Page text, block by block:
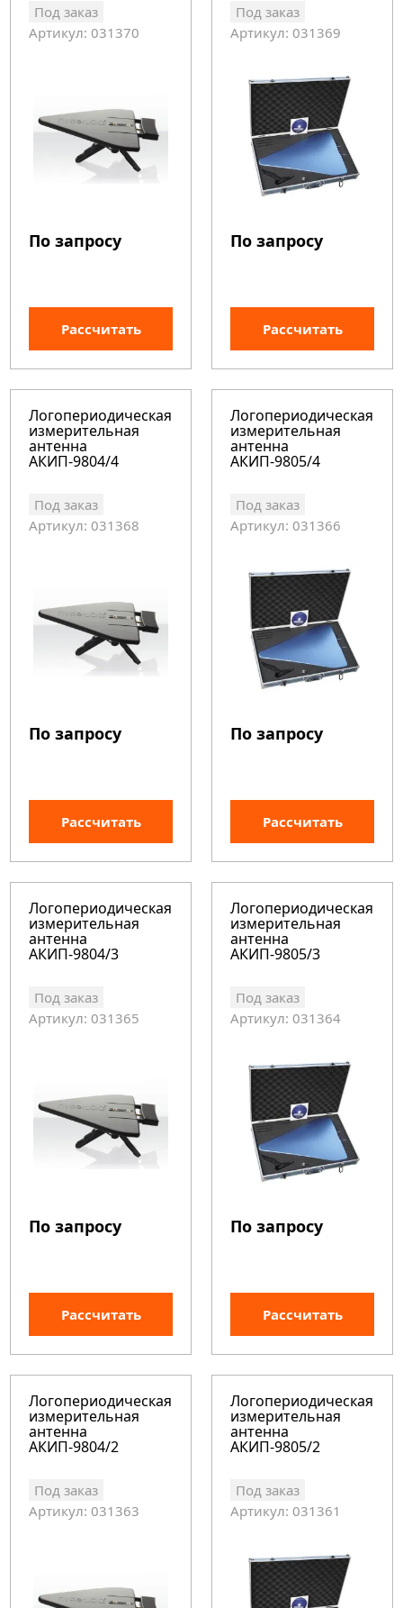
Под заказ
Артикул: 031370
По запросу
Рассчитать
Под заказ
Артикул: 031369
По запросу
Рассчитать
Логопериодическая
измерительная
антенна
АКИП-9804/4
Под заказ
Артикул: 031368
По запросу
Рассчитать
Логопериодическая
измерительная
антенна
АКИП-9805/4
Под заказ
Артикул: 031366
По запросу
Рассчитать
Логопериодическая
измерительная
антенна
АКИП-9804/3
Под заказ
Артикул: 031365
По запросу
Рассчитать
Логопериодическая
измерительная
антенна
АКИП-9805/3
Под заказ
Артикул: 031364
По запросу
Рассчитать
Логопериодическая
измерительная
антенна
АКИП-9804/2
Под заказ
Артикул: 031363
Логопериодическая
измерительная
антенна
АКИП-9805/2
Под заказ
Артикул: 031361